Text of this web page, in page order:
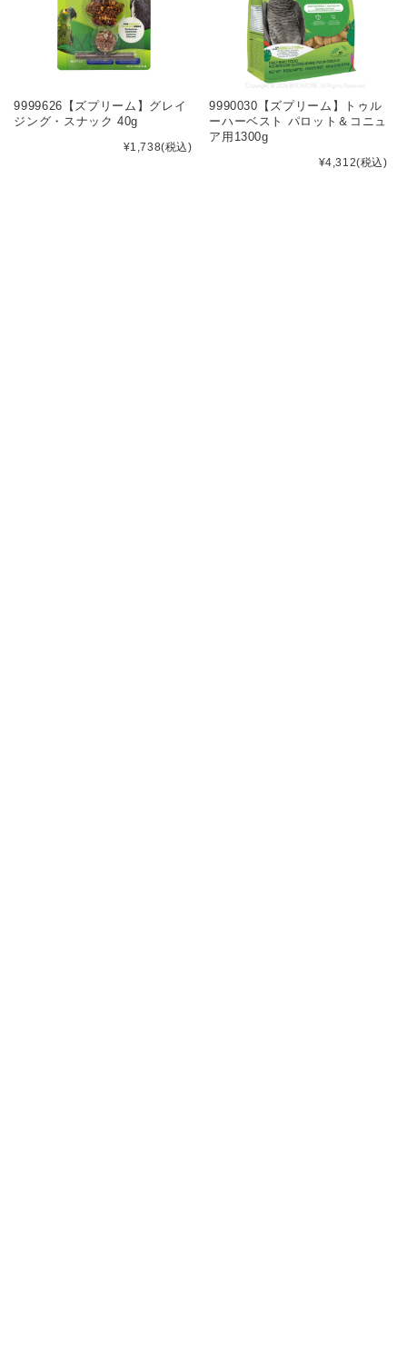
9999626【ズプリーム】グレイ
ジング・スナック 40g
¥1,738(税込)
9990030【ズプリーム】トゥル
ーハーベスト パロット＆コニュ
ア用1300g
¥4,312(税込)